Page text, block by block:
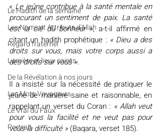
Le Hadith de la semaine
Les Noms et Attributs d'Allah
Regard fraternel
Lumière et lieux saints
De la Révélation à nos jours
Les Mots Voyageurs
Le Vrai du Faux
Portrait
« Le jeûne contribue à la santé mentale en
procurant un sentiment de paix. La santé
est la clé du bonheur », a-t-il affirmé en
citant un hadith prophétique : « Dieu a des
droits sur vous, mais votre corps aussi a
des droits sur vous ».
Il a insisté sur la nécessité de pratiquer le
jeûne de manière saine et raisonnable, en
rappelant un verset du Coran : « Allah veut
pour vous la facilité et ne veut pas pour
vous la difficulté » (Baqara, verset 185).